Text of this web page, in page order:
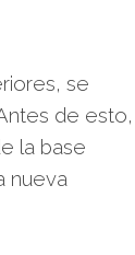
se
de esto,
la base
nueva